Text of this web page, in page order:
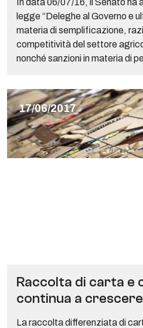
legge “Deleghe al Governo e
materia di semplificazione,
competitività del settore
nonché sanzioni in materia di
17/06/2017
Raccolta di carta e
continua a crescere
La raccolta differenziata di